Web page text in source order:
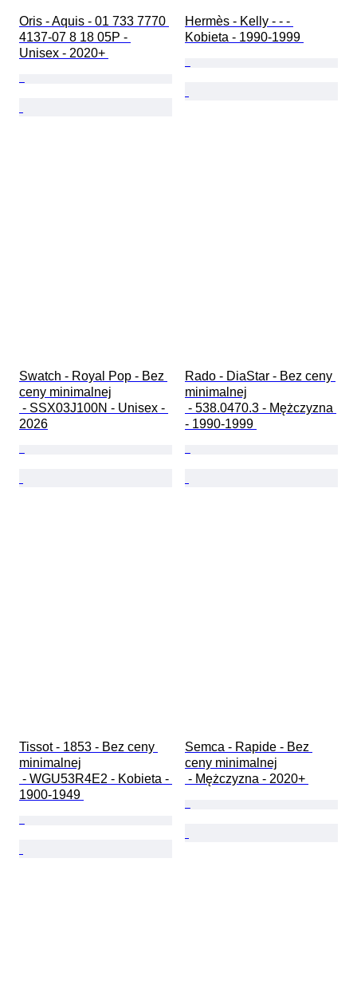
Oris - Aquis - 01 733 7770
4137-07 8 18 05P -
Unisex - 2020+
Hermès - Kelly - - -
Kobieta - 1990-1999
Swatch - Royal Pop - Bez
ceny minimalnej
2026
Rado - DiaStar - Bez ceny
minimalnej
- 1990-1999
Tissot - 1853 - Bez ceny
minimalnej
1900-1949
Semca - Rapide - Bez
ceny minimalnej
- Mężczyzna - 2020+